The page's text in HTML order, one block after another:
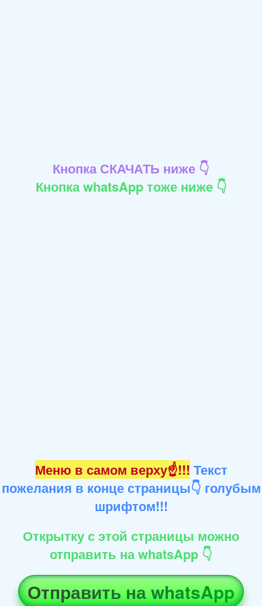
Кнопка СКАЧАТЬ ниже 👇
Кнопка whatsApp тоже ниже 👇
Меню в самом верху☝!!! Текст
пожелания в конце страницы👇 голубым
шрифтом!!!
Открытку с этой страницы можно
отправить на whatsApp 👇
Отправить на whatsApp